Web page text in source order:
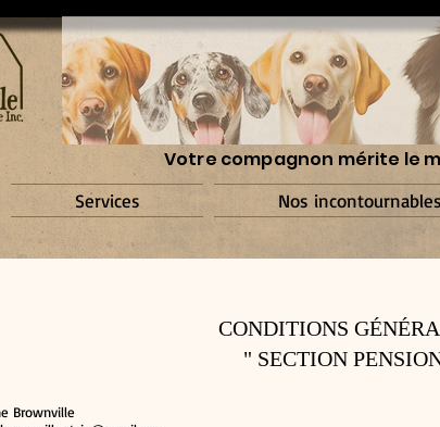
Votre compagnon mérite le
Services Nos incontournables
CONDITIONS
" SECTION
Brownville